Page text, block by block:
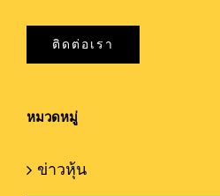
ติดต่อเรา
หมวดหมู่
ข่าวหุ้น